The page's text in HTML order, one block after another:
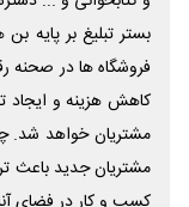
بستر تبلیغ بر پایه
فروشگاه ها در صحنه
کاهش هزینه و
مشتریان خواهد شد.
مشتریان جدید باعث